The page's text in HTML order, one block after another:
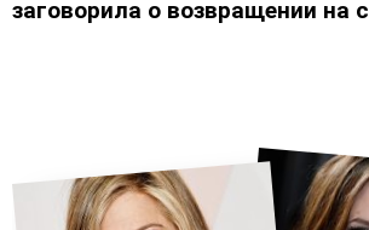
заговорила о возвращении на